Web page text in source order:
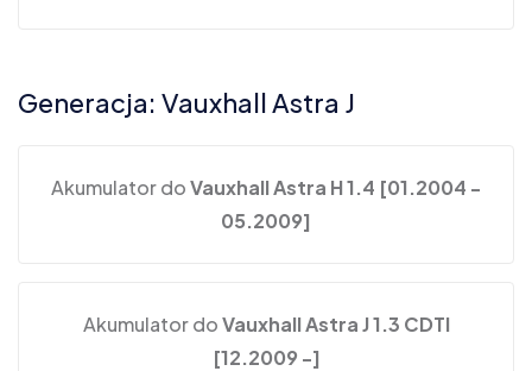
Generacja: Vauxhall Astra J
Akumulator doVauxhall Astra H 1.4 [01.2004 -
05.2009]
Akumulator doVauxhall Astra J 1.3 CDTI
[12.2009 -]